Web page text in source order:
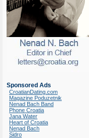
Sponsored Ads
CroatianDating.com
Magazine Poduzetnik
Nenad Bach Band
Phone Croatia
Jana Water
Heart of Croatia
Nenad Bach
Sidro